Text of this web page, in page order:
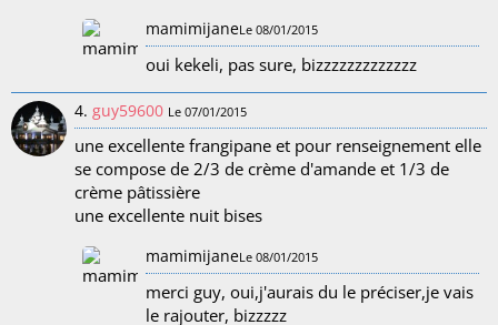
mamimijaneLe 08/01/2015
oui kekeli, pas sure, bizzzzzzzzzzzzz
4. guy59600 Le 07/01/2015
une excellente frangipane et pour renseignement elle
se compose de 2/3 de crème d'amande et 1/3 de
crème pâtissière
une excellente nuit bises
mamimijaneLe 08/01/2015
merci guy, oui,j'aurais du le préciser,je vais
le rajouter, bizzzzz